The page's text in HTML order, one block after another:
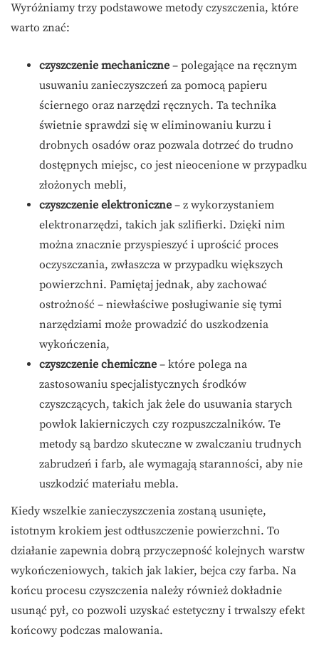
Wyróżniamy trzy podstawowe metody czyszczenia, które
warto znać:
czyszczenie mechaniczne – polegające na ręcznym
usuwaniu zanieczyszczeń za pomocą papieru
ściernego oraz narzędzi ręcznych. Ta technika
świetnie sprawdzi się w eliminowaniu kurzu i
drobnych osadów oraz pozwala dotrzeć do trudno
dostępnych miejsc, co jest nieocenione w przypadku
złożonych mebli,
czyszczenie elektroniczne – z wykorzystaniem
elektronarzędzi, takich jak szlifierki. Dzięki nim
można znacznie przyspieszyć i uprościć proces
oczyszczania, zwłaszcza w przypadku większych
powierzchni. Pamiętaj jednak, aby zachować
ostrożność – niewłaściwe posługiwanie się tymi
narzędziami może prowadzić do uszkodzenia
wykończenia,
czyszczenie chemiczne – które polega na
zastosowaniu specjalistycznych środków
czyszczących, takich jak żele do usuwania starych
powłok lakierniczych czy rozpuszczalników. Te
metody są bardzo skuteczne w zwalczaniu trudnych
zabrudzeń i farb, ale wymagają staranności, aby nie
uszkodzić materiału mebla.
Kiedy wszelkie zanieczyszczenia zostaną usunięte,
istotnym krokiem jest odtłuszczenie powierzchni. To
działanie zapewnia dobrą przyczepność kolejnych warstw
wykończeniowych, takich jak lakier, bejca czy farba. Na
końcu procesu czyszczenia należy również dokładnie
usunąć pył, co pozwoli uzyskać estetyczny i trwalszy efekt
końcowy podczas malowania.